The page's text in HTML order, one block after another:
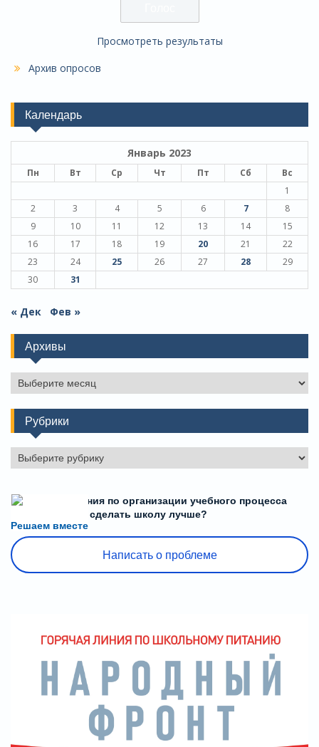
Просмотреть результаты
Архив опросов
Календарь
Январь 2023
Пн Вт Ср Чт Пт Сб
Вс
1
2
3 4 5 6 7
8
9
10 11 12 13 14
15
16
17 18 19 20 21
22
23
24 25 26 27 28
29
30
31
« Дек Фев »
Архивы
Архивы
Рубрики
Рубрики
Решаем вместе
Есть предложения по организации учебного процесса
или знаете, как сделать школу лучше?
Написать о проблеме